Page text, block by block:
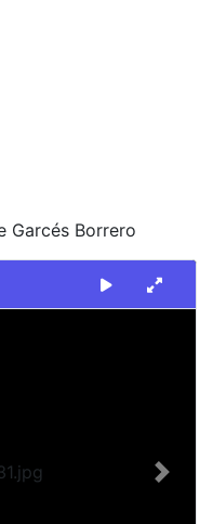
Garcés Borrero
Next